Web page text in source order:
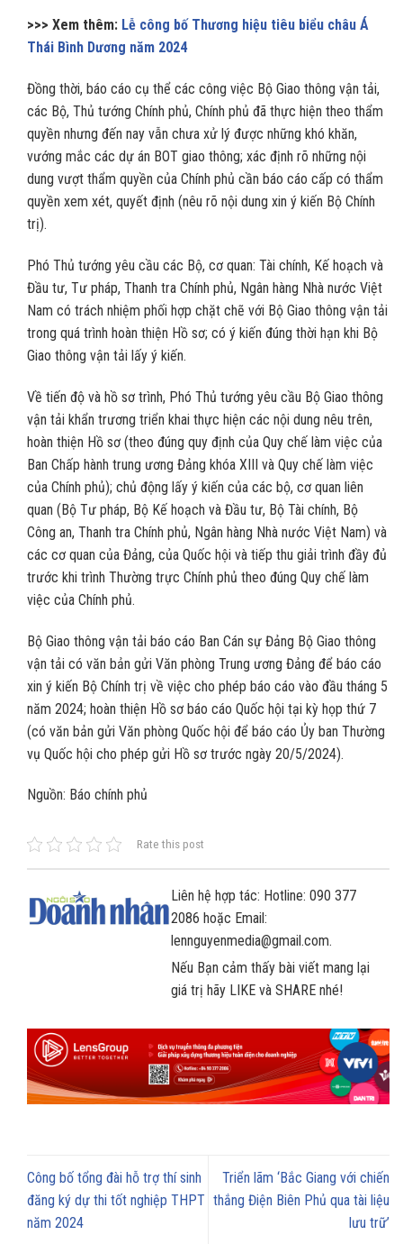
>>> Xem thêm: Lễ công bố Thương hiệu tiêu biểu châu Á
Thái Bình Dương năm 2024
Đồng thời, báo cáo cụ thể các công việc Bộ Giao thông vận tải,
các Bộ, Thủ tướng Chính phủ, Chính phủ đã thực hiện theo thẩm
quyền nhưng đến nay vẫn chưa xử lý được những khó khăn,
vướng mắc các dự án BOT giao thông; xác định rõ những nội
dung vượt thẩm quyền của Chính phủ cần báo cáo cấp có thẩm
quyền xem xét, quyết định (nêu rõ nội dung xin ý kiến Bộ Chính
trị).
Phó Thủ tướng yêu cầu các Bộ, cơ quan: Tài chính, Kế hoạch và
Đầu tư, Tư pháp, Thanh tra Chính phủ, Ngân hàng Nhà nước Việt
Nam có trách nhiệm phối hợp chặt chẽ với Bộ Giao thông vận tải
trong quá trình hoàn thiện Hồ sơ; có ý kiến đúng thời hạn khi Bộ
Giao thông vận tải lấy ý kiến.
Về tiến độ và hồ sơ trình, Phó Thủ tướng yêu cầu Bộ Giao thông
vận tải khẩn trương triển khai thực hiện các nội dung nêu trên,
hoàn thiện Hồ sơ (theo đúng quy định của Quy chế làm việc của
Ban Chấp hành trung ương Đảng khóa XIII và Quy chế làm việc
của Chính phủ); chủ động lấy ý kiến của các bộ, cơ quan liên
quan (Bộ Tư pháp, Bộ Kế hoạch và Đầu tư, Bộ Tài chính, Bộ
Công an, Thanh tra Chính phủ, Ngân hàng Nhà nước Việt Nam) và
các cơ quan của Đảng, của Quốc hội và tiếp thu giải trình đầy đủ
trước khi trình Thường trực Chính phủ theo đúng Quy chế làm
việc của Chính phủ.
Bộ Giao thông vận tải báo cáo Ban Cán sự Đảng Bộ Giao thông
vận tải có văn bản gửi Văn phòng Trung ương Đảng để báo cáo
xin ý kiến Bộ Chính trị về việc cho phép báo cáo vào đầu tháng 5
năm 2024; hoàn thiện Hồ sơ báo cáo Quốc hội tại kỳ họp thứ 7
(có văn bản gửi Văn phòng Quốc hội để báo cáo Ủy ban Thường
vụ Quốc hội cho phép gửi Hồ sơ trước ngày 20/5/2024).
Nguồn: Báo chính phủ
Rate this post
Liên hệ hợp tác: Hotline: 090 377
2086 hoặc Email:
lennguyenmedia@gmail.com.
Nếu Bạn cảm thấy bài viết mang lại
giá trị hãy LIKE và SHARE nhé!
Công bố tổng đài hỗ trợ thí sinh
đăng ký dự thi tốt nghiệp THPT
năm 2024
Triển lãm ‘Bắc Giang với chiến
thắng Điện Biên Phủ qua tài liệu
lưu trữ’